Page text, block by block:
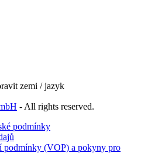
zemi / jazyk
- All rights reserved.
podmínky
podmínky (VOP) a pokyny pro